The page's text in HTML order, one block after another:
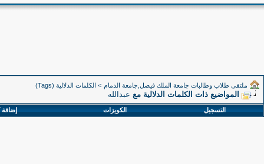
ملتقى طلاب وطالبات جامعة الملك فيصل,جامعة الدمام > الكلمات الدلالية (Tags)
المواضيع ذات الكلمات الدلالية مع عبدالله
التسجيل الكويزات إضافة